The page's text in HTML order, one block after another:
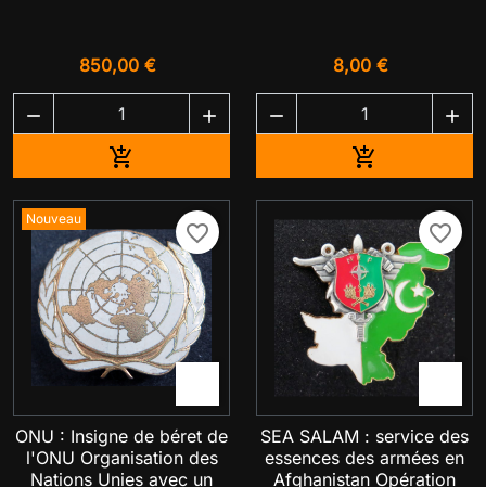
850,00 €
 

8,00 €
 

Nouveau
favorite_border
ONU : Insigne de béret de
l'ONU Organisation des
Nations Unies avec un
favorite_border
SEA SALAM : service des
essences des armées en
Afghanistan Opération